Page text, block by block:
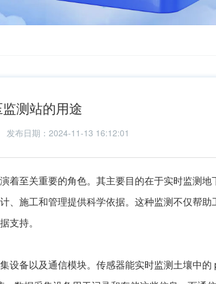
测站的用途
布日期：2024-11-13 16:12:01
着至关重要的角色。其主要目的在于实时监测地
、施工和管理提供科学依据。这种监测不仅帮助
支持。
设备以及通信模块。传感器能实时监测土壤中的